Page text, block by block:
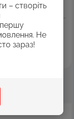
– створіть
Не
зараз!
мм, 112
щоденник,
адреса учнів,